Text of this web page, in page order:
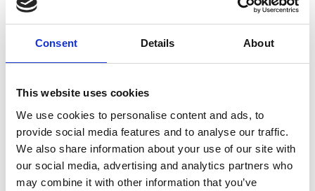
Consent Details About
This website uses cookies
We use cookies to personalise content and ads, to
provide social media features and to analyse our traffic.
We also share information about your use of our site with
our social media, advertising and analytics partners who
may combine it with other information that you’ve
niin erilaista kuin olen tottunut. Aivan kuin olisin eri
todellisuudessa", kuvailee Malena tuntojaan.